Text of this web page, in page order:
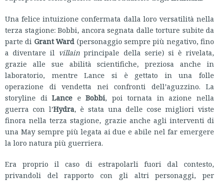
Una felice intuizione confermata dalla loro versatilità nella
terza stagione: Bobbi, ancora segnata dalle torture subite da
parte di Grant Ward (personaggio sempre più negativo, fino
a diventare il villainprincipale della serie) si è rivelata,
grazie alle sue abilità scientifiche, preziosa anche in
laboratorio, mentre Lance si è gettato in una folle
operazione di vendetta nei confronti dell’aguzzino. La
storyline diLance eBobbi, poi tornata in azione nella
guerra con l’Hydra, è stata una delle cose migliori viste
finora nella terza stagione, grazie anche agli interventi di
una May sempre più legata ai due e abile nel far emergere
la loro natura più guerriera.
Era proprio il caso di estrapolarli fuori dal contesto,
privandoli del rapporto con gli altri personaggi, per